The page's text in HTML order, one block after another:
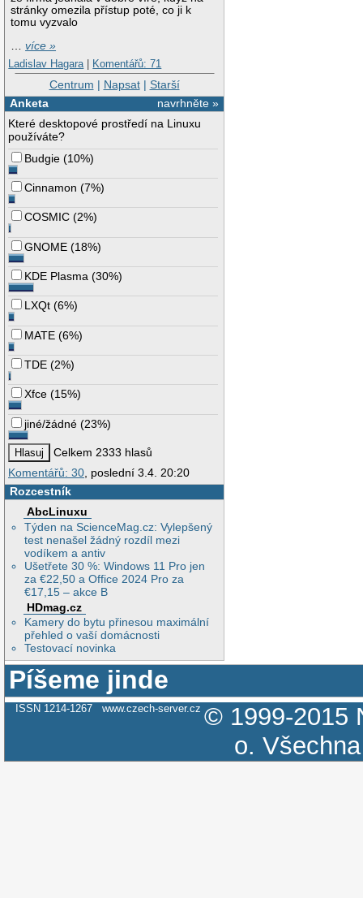
stránky omezila přístup poté, co ji k
tomu vyzvalo
…více »
Ladislav Hagara | Komentářů: 71
Centrum | Napsat| Starší
navrhněte »
Anketa
Které desktopové prostředí na Linuxu
používáte?
Budgie (10%)
Cinnamon (7%)
COSMIC (2%)
GNOME (18%)
KDE Plasma (30%)
LXQt (6%)
MATE (6%)
TDE (2%)
Xfce (15%)
jiné/žádné (23%)
Celkem 2333 hlasů
Komentářů: 30, poslední 3.4. 20:20
Rozcestník
AbcLinuxu
Týden na ScienceMag.cz: Vylepšený
test nenašel žádný rozdíl mezi
vodíkem a antiv
Ušetřete 30 %: Windows 11 Pro jen
za €22,50 a Office 2024 Pro za
€17,15 – akce B
HDmag.cz
Kamery do bytu přinesou maximální
přehled o vaší domácnosti
Testovací novinka
Píšeme jinde
ISSN 1214-1267 www.czech-server.cz © 1999-2015
o.